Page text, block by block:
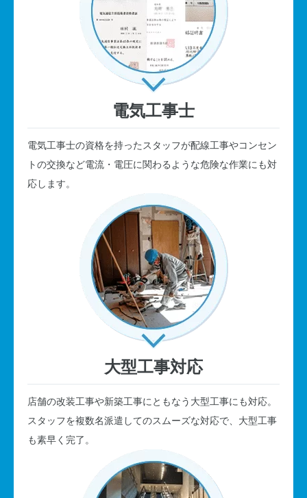
電気工事士
電気工事士の資格を持ったスタッフが配線工事やコンセン
トの交換など電流・電圧に関わるような危険な作業にも対
応します。
大型工事対応
店舗の改装工事や新築工事にともなう大型工事にも対応。
スタッフを複数名派遣してのスムーズな対応で、大型工事
も素早く完了。